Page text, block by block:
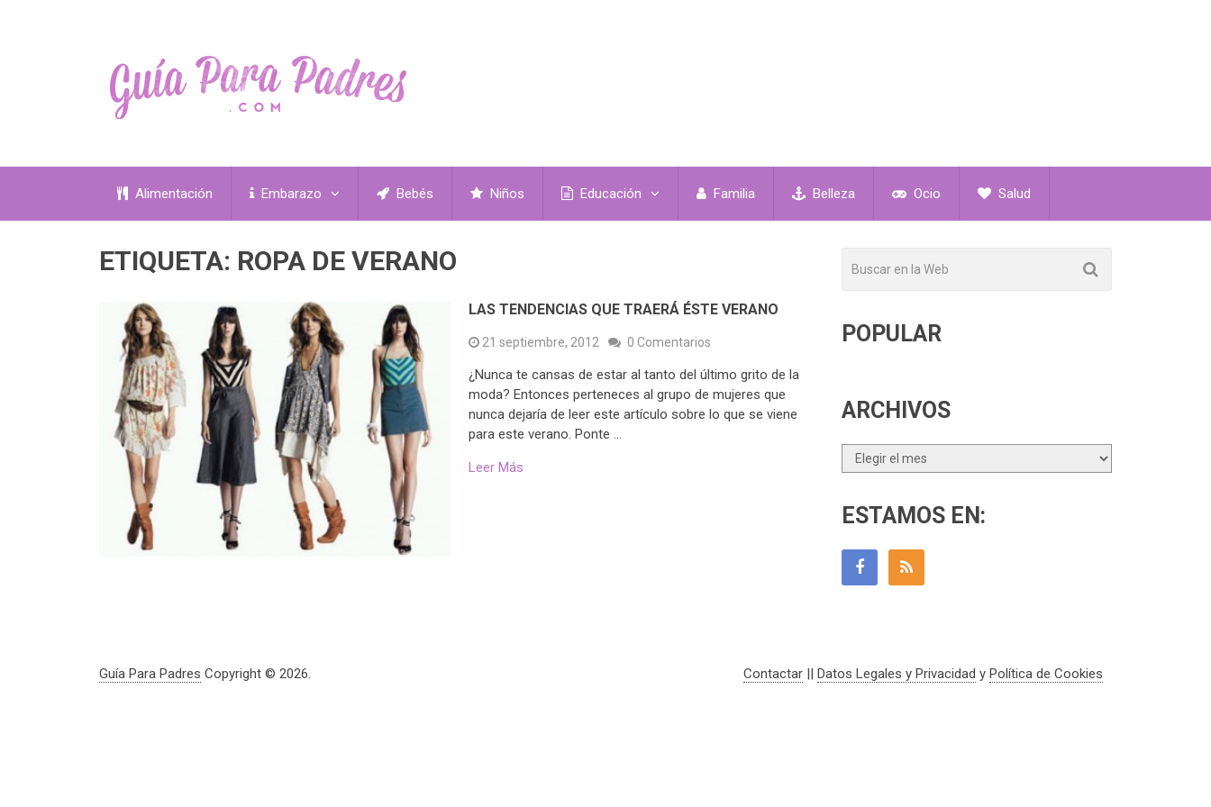
Alimentación Embarazo Bebés Niños Educación Familia Belleza Ocio Salud
ETIQUETA: ROPA DE VERANO
LAS TENDENCIAS QUE TRAERÁ ÉSTE VERANO
21 septiembre, 2012 0 Comentarios
¿Nunca te cansas de estar al tanto del último grito de la
moda? Entonces perteneces al grupo de mujeres que
nunca dejaría de leer este artículo sobre lo que se viene
para este verano. Ponte …
Leer Más
POPULAR
ARCHIVOS
Archivos
ESTAMOS EN:
Guía Para Padres Copyright © 2026. Contactar Datos Legales y Privacidad y Política de Cookies